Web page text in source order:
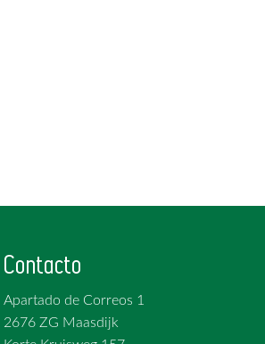
Contacto
Apartado de Correos 1
2676 ZG Maasdijk